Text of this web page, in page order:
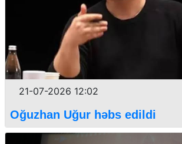
21-07-2026 12:02
Oğuzhan Uğur həbs edildi